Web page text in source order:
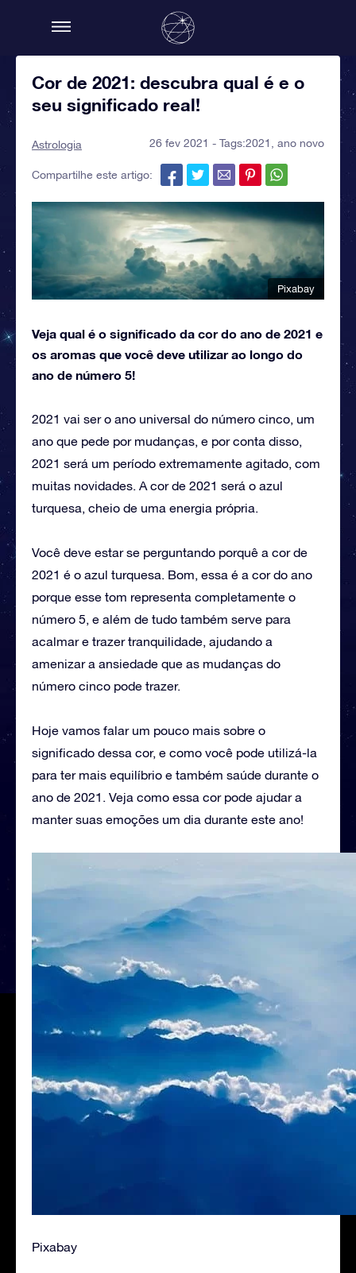
Cor de 2021: descubra qual é e o
seu significado real!
Astrologia 26 fev 2021 - Tags:2021 ano novo
Compartilhe este artigo:
Pixabay
Veja qual é o significado da cor do ano de 2021 e
os aromas que você deve utilizar ao longo do
ano de número 5!
2021 vai ser o ano universal do número cinco, um
ano que pede por mudanças, e por conta disso,
2021 será um período extremamente agitado, com
muitas novidades. A cor de 2021 será o azul
turquesa, cheio de uma energia própria.
Você deve estar se perguntando porquê a cor de
2021 é o azul turquesa. Bom, essa é a cor do ano
porque esse tom representa completamente o
número 5, e além de tudo também serve para
acalmar e trazer tranquilidade, ajudando a
amenizar a ansiedade que as mudanças do
número cinco pode trazer.
Hoje vamos falar um pouco mais sobre o
significado dessa cor, e como você pode utilizá-la
para ter mais equilíbrio e também saúde durante o
ano de 2021. Veja como essa cor pode ajudar a
manter suas emoções um dia durante este ano!
Pixabay